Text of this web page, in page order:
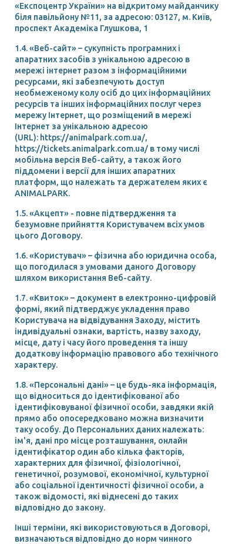
«Експоцентр України» на відкритому майданчику
біля павільйону №11, за адресою: 03127, м. Київ,
проспект Академіка Глушкова, 1
1.4. «Веб-сайт» – сукупність програмних і
апаратних засобів з унікальною адресою в
мережі інтернет разом з інформаційними
ресурсами, які забезпечують доступ
необмеженому колу осіб до цих інформаційних
ресурсів та інших інформаційних послуг через
мережу Інтернет, що розміщений в мережі
Інтернет за унікальною адресою
(URL): https://animalpark.com.ua/,
https://tickets.animalpark.com.ua/ в тому числі
мобільна версія Веб-сайту, а також його
піддомени і версії для інших апаратних
платформ, що належать та держателем яких є
ANIMALPARK.
1.5. «Акцепт» - повне підтвердження та
безумовне прийняття Користувачем всіх умов
цього Договору.
1.6. «Користувач» – фізична або юридична особа,
що погодилася з умовами даного Договору
шляхом використання Веб-сайту.
1.7. «Квиток» – документ в електронно-цифровій
формі, який підтверджує укладення право
Користувача на відвідування Заходу, містить
індивідуальні ознаки, вартість, назву заходу,
місце, дату і часу його проведення та іншу
додаткову інформацію правового або технічного
характеру.
1.8. «Персональні дані» – це будь-яка інформація,
що відноситься до ідентифікованої або
ідентифіковуваної фізичної особи, завдяки якій
прямо або опосередковано можна визначити
таку особу. До Персональних даних належать:
ім'я, дані про місце розташування, онлайн
ідентифікатор один або кілька факторів,
характерних для фізичної, фізіологічної,
генетичної, розумової, економічної, культурної
або соціальної ідентичності фізичної особи, а
також відомості, які віднесені до таких
відповідно до закону.
Інші терміни, які використовуються в Договорі,
визначаються відповідно до норм чинного